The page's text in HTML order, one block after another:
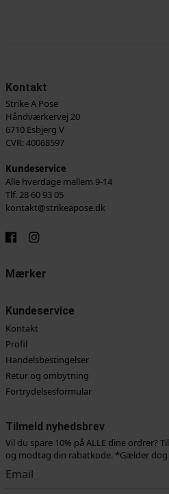
Kontakt
Strike A Pose
Håndværkervej 20
6710 Esbjerg V
CVR: 40068597
Kundeservice
Alle hverdage mellem 9-14
Tlf. 28 60 93 05
kontakt@strikeapose.dk
Mærker
Kundeservice
Kontakt
Profil
Handelsbestingelser
Retur og ombytning
Fortrydelsesformular
Tilmeld nyhedsbrev
Vil du spare 10% på ALLE dine ordrer?
og modtag din rabatkode. *Gælder dog